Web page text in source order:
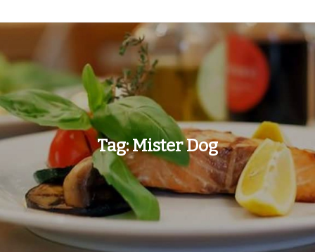
Tag:Mister Dog